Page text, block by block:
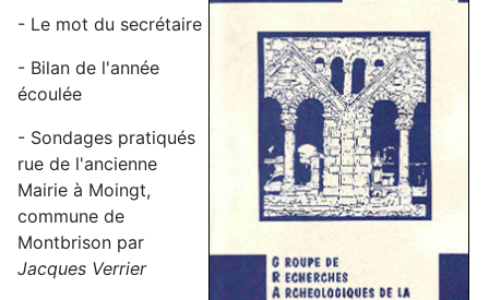
- Le mot du secrétaire
- Bilan de l'année
écoulée
- Sondages pratiqués
rue de l'ancienne
Mairie à Moingt,
commune de
Montbrison par
Jacques Verrier